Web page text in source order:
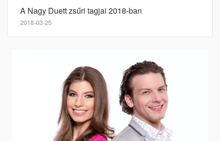
A Nagy Duett zsűri tagjai 2018-ban
2018-03-25